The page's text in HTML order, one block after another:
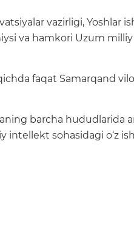
vazirligi, Yoshlar
va hamkori Uzum
faqat Samarqand
barcha hududlarida
intellekt sohasidagi o‘z